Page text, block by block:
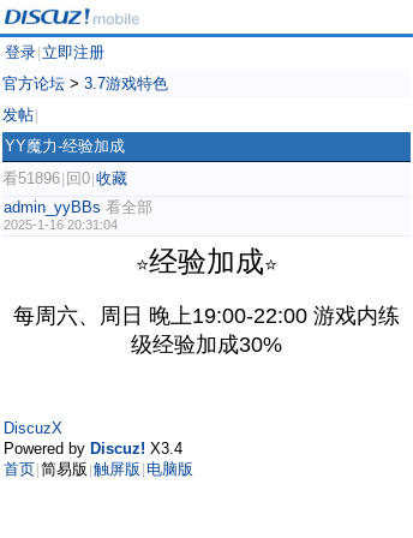
登录 立即注册
官方论坛 > 3.7游戏特色
发帖
YY魔力-经验加成
看51896 回0 收藏
admin_yyBBs 看全部
2025-1-16 20:31:04
⭐经验加成⭐
每周六、周日 晚上19:00-22:00 游戏内练
级经验加成30%
DiscuzX
Powered by Discuz! X3.4
首页 简易版 触屏版 电脑版